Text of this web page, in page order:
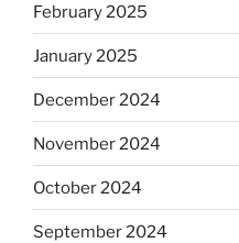
February 2025
January 2025
December 2024
November 2024
October 2024
September 2024